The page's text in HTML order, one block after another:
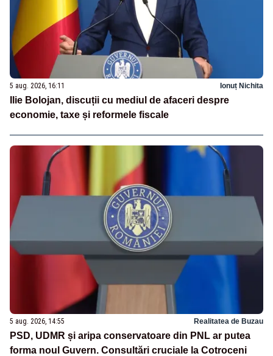
5 aug. 2026, 16:11 Ionuț Nichita
Ilie Bolojan, discuții cu mediul de afaceri despre
economie, taxe și reformele fiscale
5 aug. 2026, 14:55 Realitatea de Buzau
PSD, UDMR și aripa conservatoare din PNL ar putea
forma noul Guvern. Consultări cruciale la Cotroceni